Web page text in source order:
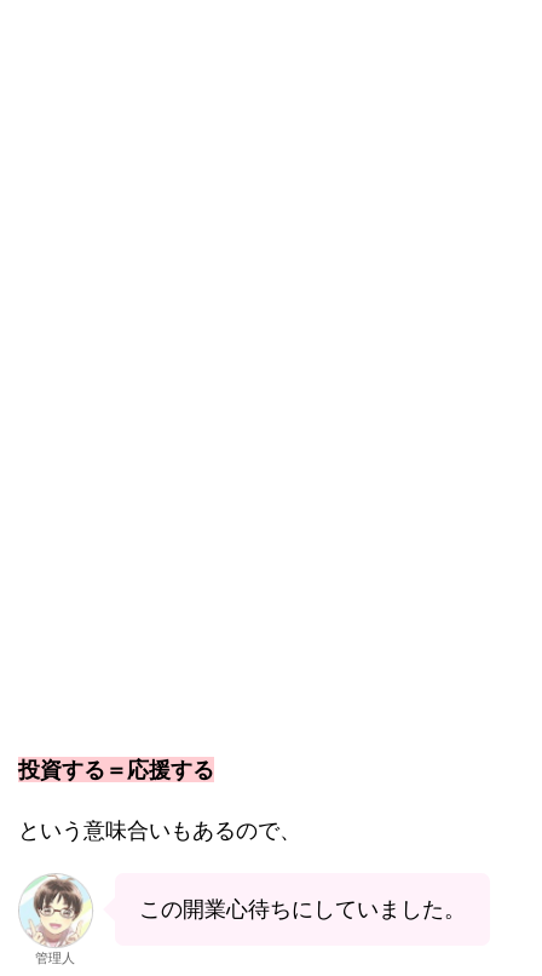
投資する＝応援する
という意味合いもあるので、
管理人
この開業心待ちにしていました。